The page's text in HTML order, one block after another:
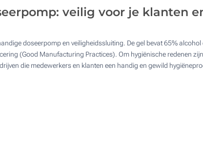
: Update
veilig voor je klanten
doseerpomp en veiligheidssluiting. De gel bevat 65%
(Good Manufacturing Practices). Om hygiënische redenen
die medewerkers en klanten een handig en gewild